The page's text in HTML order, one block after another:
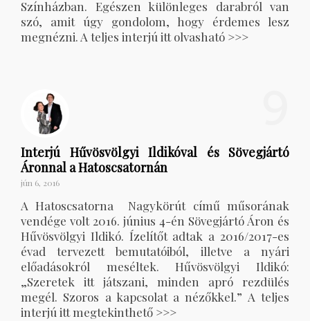
Színházban. Egészen különleges darabról van
szó, amit úgy gondolom, hogy érdemes lesz
megnézni. A teljes interjú itt olvasható >>>
Interjú Hűvösvölgyi Ildikóval és Sövegjártó
Áronnal a Hatoscsatornán
jún 6, 2016
A Hatoscsatorna Nagykörút című műsorának
vendége volt 2016. június 4-én Sövegjártó Áron és
Hűvösvölgyi Ildikó. Ízelítőt adtak a 2016/2017-es
évad tervezett bemutatóiból, illetve a nyári
előadásokról meséltek. Hűvösvölgyi Ildikó:
„Szeretek itt játszani, minden apró rezdülés
megél. Szoros a kapcsolat a nézőkkel.” A teljes
interjú itt megtekinthető >>>